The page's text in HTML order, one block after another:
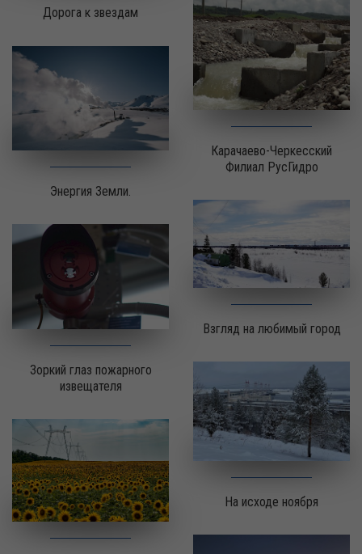
Дорога к звездам
Энергия Земли.
Зоркий глаз пожарного
извещателя
Карачаево-Черкесский
Филиал РусГидро
Взгляд на любимый город
На исходе ноября